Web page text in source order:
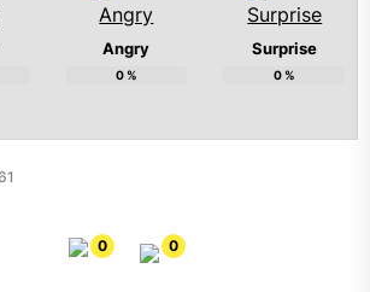
Angry
0%
Surprise
0%
0 0